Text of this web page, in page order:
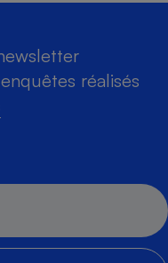
réalisés